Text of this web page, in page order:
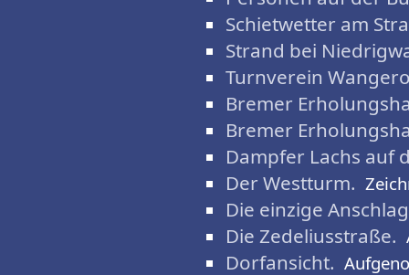
Schietwetter am
Strand bei
Turnverein
Bremer
Bremer
Dampfer Lachs auf
Der Westturm.
Die einzige
Die Zedeliusstraße.
Dorfansicht.